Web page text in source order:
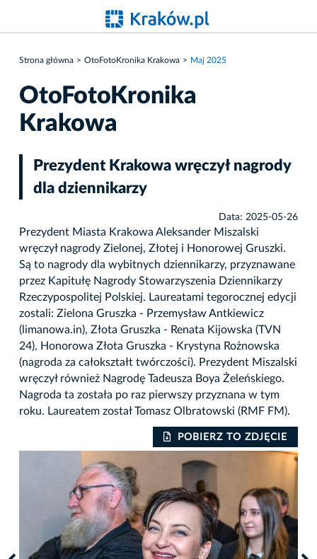
Strona główna OtoFotoKronika Krakowa Maj 2025
OtoFotoKronika
Krakowa
Prezydent Krakowa wręczył nagrody
dla dziennikarzy
Data: 2025-05-26
Prezydent Miasta Krakowa Aleksander Miszalski
wręczył nagrody Zielonej, Złotej i Honorowej Gruszki.
Są to nagrody dla wybitnych dziennikarzy, przyznawane
przez Kapitułę Nagrody Stowarzyszenia Dziennikarzy
Rzeczypospolitej Polskiej. Laureatami tegorocznej edycji
zostali: Zielona Gruszka - Przemysław Antkiewicz
(limanowa.in), Złota Gruszka - Renata Kijowska (TVN
24), Honorowa Złota Gruszka - Krystyna Rożnowska
(nagroda za całokształt twórczości). Prezydent Miszalski
wręczył również Nagrodę Tadeusza Boya Żeleńskiego.
Nagroda ta została po raz pierwszy przyznana w tym
roku. Laureatem został Tomasz Olbratowski (RMF FM).
POBIERZ TO ZDJĘCIE